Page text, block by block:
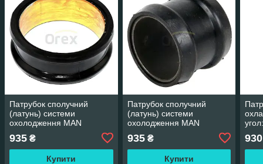
Патрубок сполучний
(латунь) системи
охолодження MAN
935 ₴
Купити
Патрубок сполучний
(латунь) системи
охолодження MAN
E/F2000, TGA/TGS/TGX
935₴
Купити
930